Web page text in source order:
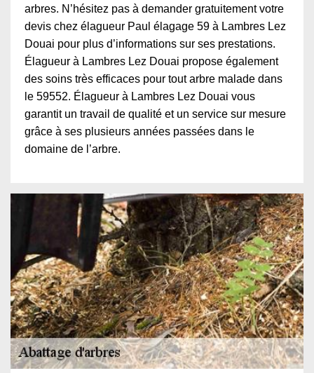
arbres. N’hésitez pas à demander gratuitement votre
devis chez élagueur Paul élagage 59 à Lambres Lez
Douai pour plus d’informations sur ses prestations.
Élagueur à Lambres Lez Douai propose également
des soins très efficaces pour tout arbre malade dans
le 59552. Élagueur à Lambres Lez Douai vous
garantit un travail de qualité et un service sur mesure
grâce à ses plusieurs années passées dans le
domaine de l’arbre.